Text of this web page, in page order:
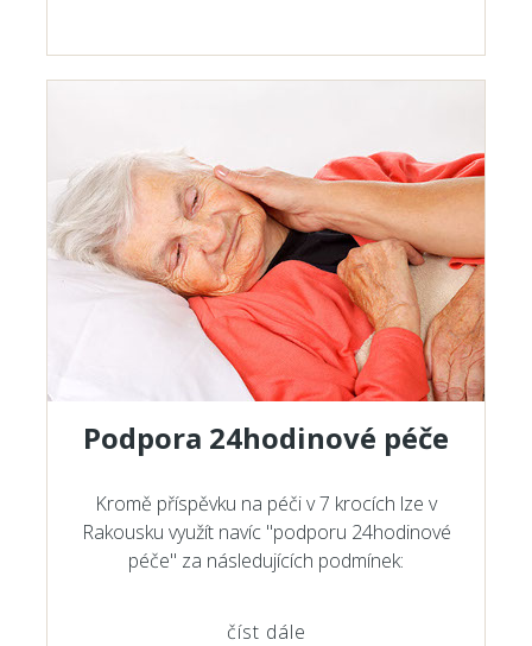
Podpora 24hodinové péče
Kromě příspěvku na péči v 7 krocích lze v
Rakousku využít navíc "podporu 24hodinové
péče" za následujících podmínek:
číst dále